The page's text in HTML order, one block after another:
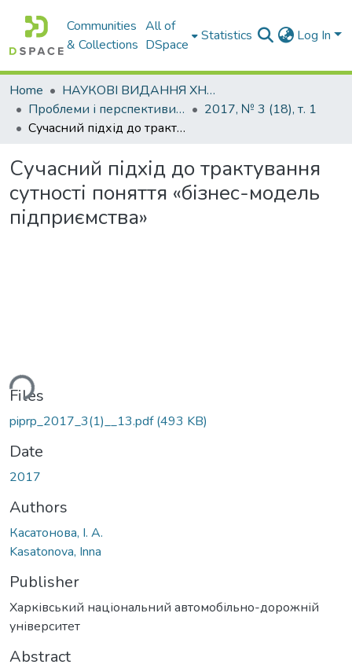
Communities
& Collections
All of
DSpace
Statistics Log In
Home
НАУКОВІ ВИДАННЯ ХНАДУ
Проблеми і перспективи розвитку підприємництва
2017, № 3 (18), т. 1
Сучасний підхід до трактування сутності поняття «бізнес-модель підприємства»
Сучасний підхід до трактування
сутності поняття «бізнес-модель
підприємства»
Files
piprp_2017_3(1)__13.pdf(493 KB)
Date
2017
Authors
Касатонова, І. А.
Kasatonova, Inna
Publisher
Харківський національний автомобільно-дорожній
університет
Abstract